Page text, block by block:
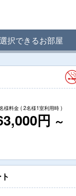
択できるお部屋
様料金( 2名様1室利用時 )
円 ～